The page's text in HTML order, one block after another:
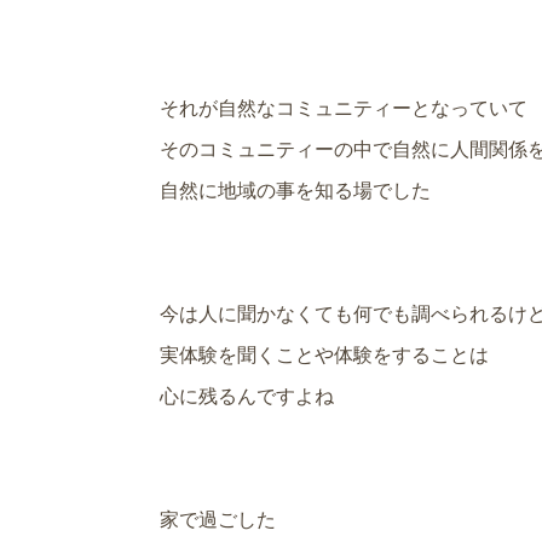
それが自然なコミュニティーとなっていて
そのコミュニティーの中で自然に人間関係
自然に地域の事を知る場でした
今は人に聞かなくても何でも調べられるけ
実体験を聞くことや体験をすることは
心に残るんですよね
家で過ごした